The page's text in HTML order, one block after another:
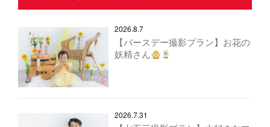
2026.8.7
【バースデー撮影プラン】お花の
妖精さん
2026.7.31